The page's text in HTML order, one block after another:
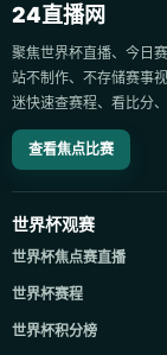
24直播网
聚焦世界杯直播、今日
站不制作、不存储赛事
迷快速查赛程、看比分、
查看焦点比赛
世界杯观赛
世界杯焦点赛直播
世界杯赛程
世界杯积分榜